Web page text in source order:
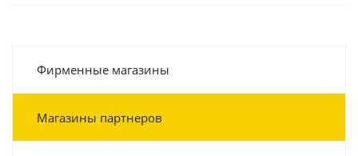
Фирменные магазины
Магазины партнеров